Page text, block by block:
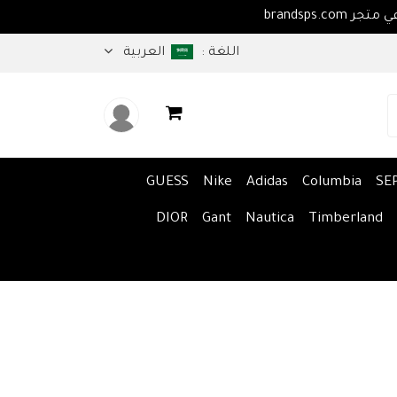
اهلا بكم في متجر brandsps.com
اللغة : العربية
Columbia
Adidas
Nike
GUESS
Timberland
Nautica
Gant
DIOR